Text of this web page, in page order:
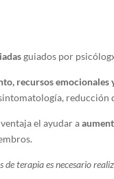
guiados por
recursos
reducción
el ayudar a
de terapia es necesario